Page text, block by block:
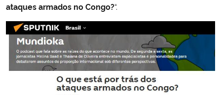
Gabinete de Segurança Institucional
Advocacia-Geral da União
Banco Central do Brasil
ataques armados no Congo?“.